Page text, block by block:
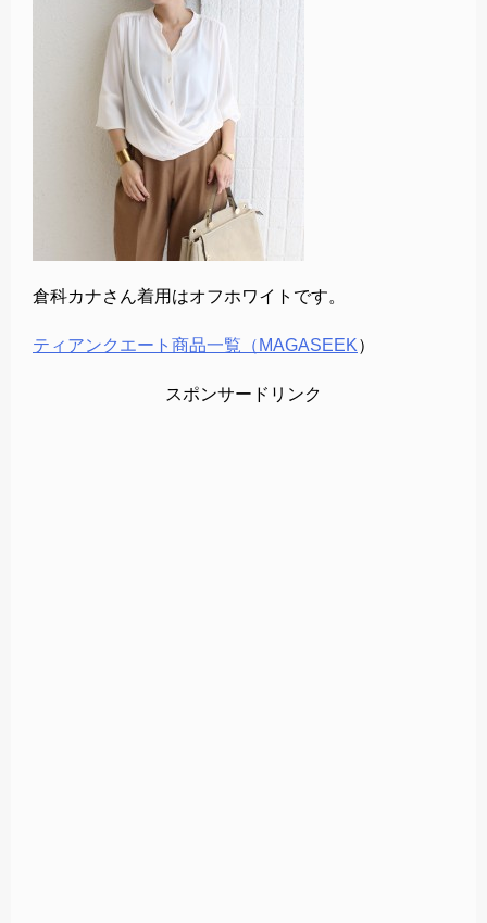
倉科カナさん着用はオフホワイトです。
ティアンクエート商品一覧（MAGASEEK）
スポンサードリンク